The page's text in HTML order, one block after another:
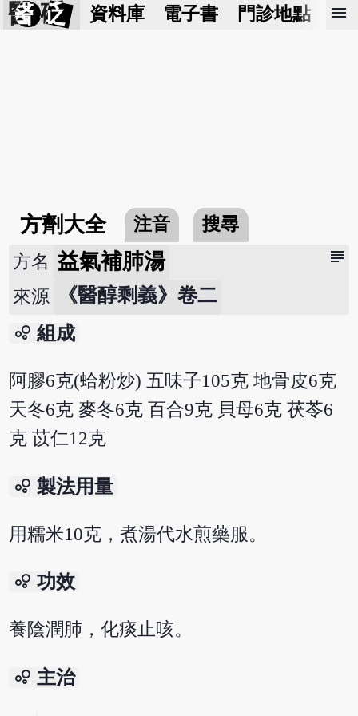
醫 砭 資料庫 電子書 門診地點 預
menu
方劑大全 注音 搜尋
subject
方名 益氣補肺湯
來源 《醫醇剩義》卷二
bubble_chart 組成
阿膠6克(蛤粉炒) 五味子105克 地骨皮6克
天冬6克 麥冬6克 百合9克 貝母6克 茯苓6
克 苡仁12克
bubble_chart 製法用量
用糯米10克，煮湯代水煎藥服。
bubble_chart 功效
養陰潤肺，化痰止咳。
bubble_chart 主治